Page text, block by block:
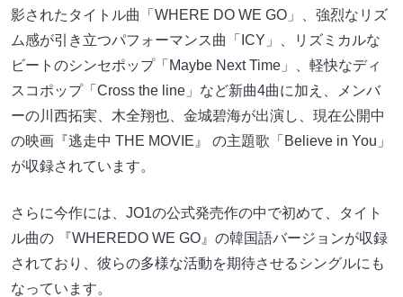
影されたタイトル曲「WHERE DO WE GO」、強烈なリズ
ム感が引き立つパフォーマンス曲「ICY」、リズミカルな
ビートのシンセポップ「Maybe Next Time」、軽快なディ
スコポップ「Cross the line」など新曲4曲に加え、メンバ
ーの川西拓実、木全翔也、金城碧海が出演し、現在公開中
の映画『逃走中 THE MOVIE』 の主題歌「Believe in You」
が収録されています。
さらに今作には、JO1の公式発売作の中で初めて、タイト
ル曲の 『WHEREDO WE GO』の韓国語バージョンが収録
されており、彼らの多様な活動を期待させるシングルにも
なっています。